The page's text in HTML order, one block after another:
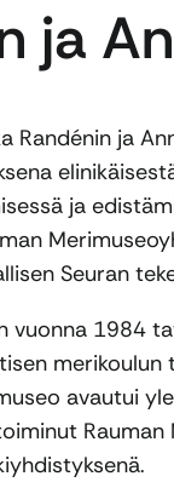
ja
Randénin ja
ja
Seuran
vuonna 1984
merikoulun
avautui